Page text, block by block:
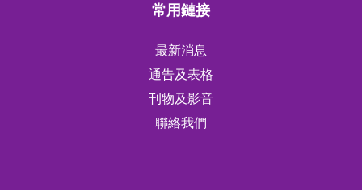
常用鏈接
最新消息
通告及表格
刊物及影音
聯絡我們